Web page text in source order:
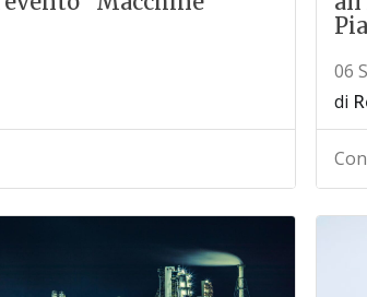
06
di